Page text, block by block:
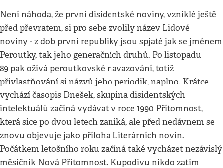
Není náhoda, že první disidentské noviny, vzniklé ještě
před převratem, si pro sebe zvolily název Lidové
noviny - z dob první republiky jsou spjaté jak se jménem
Peroutky, tak jeho generačních druhů. Po listopadu
89 pak ožívá peroutkovské navazování, totiž
přivlastňování si názvů jeho periodik, naplno. Krátce
vychází časopis Dnešek, skupina disidentských
intelektuálů začíná vydávat v roce 1990 Přítomnost,
která sice po dvou letech zaniká, ale před nedávnem se
znovu objevuje jako příloha Literárních novin.
Počátkem letošního roku začíná také vycházet nezávislý
měsíčník Nová Přítomnost. Kupodivu nikdo zatím